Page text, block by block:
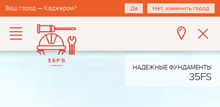
Ваш город — Каджером? Да Нет, изменить город
НАДЕЖНЫЕ ФУНДАМЕНТЫ
35FS